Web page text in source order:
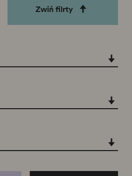
Zwiń filrty